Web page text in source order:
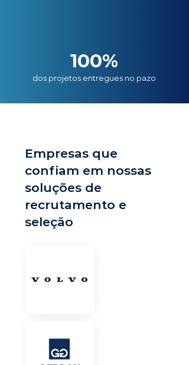
100%
dos projetos entregues no pazo
Empresas que
confiam em nossas
soluções de
recrutamento e
seleção